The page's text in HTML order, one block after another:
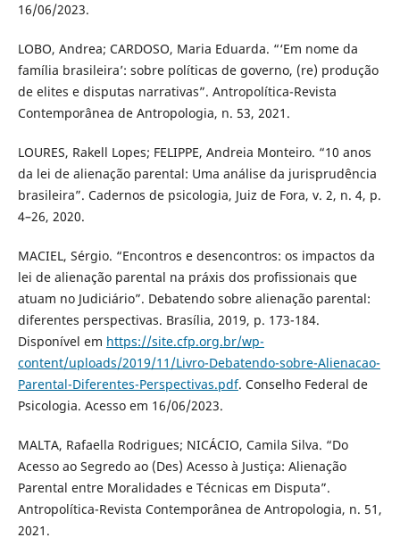
16/06/2023.
LOBO, Andrea; CARDOSO, Maria Eduarda. “‘Em nome da
família brasileira’: sobre políticas de governo, (re) produção
de elites e disputas narrativas”. Antropolítica-Revista
Contemporânea de Antropologia, n. 53, 2021.
LOURES, Rakell Lopes; FELIPPE, Andreia Monteiro. “10 anos
da lei de alienação parental: Uma análise da jurisprudência
brasileira”. Cadernos de psicologia, Juiz de Fora, v. 2, n. 4, p.
4–26, 2020.
MACIEL, Sérgio. “Encontros e desencontros: os impactos da
lei de alienação parental na práxis dos profissionais que
atuam no Judiciário”. Debatendo sobre alienação parental:
diferentes perspectivas. Brasília, 2019, p. 173-184.
Disponível em https://site.cfp.org.br/wp-
content/uploads/2019/11/Livro-Debatendo-sobre-Alienacao-
Parental-Diferentes-Perspectivas.pdf. Conselho Federal de
Psicologia. Acesso em 16/06/2023.
MALTA, Rafaella Rodrigues; NICÁCIO, Camila Silva. “Do
Acesso ao Segredo ao (Des) Acesso à Justiça: Alienação
Parental entre Moralidades e Técnicas em Disputa”.
Antropolítica-Revista Contemporânea de Antropologia, n. 51,
2021.